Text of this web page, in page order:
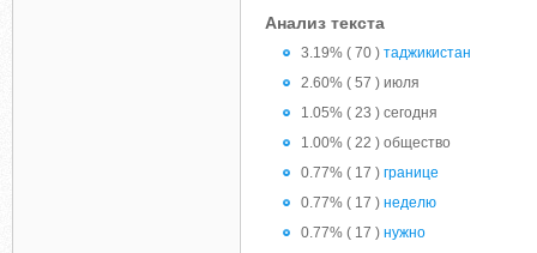
Анализ текста
3.19% ( 70 ) таджикистан
2.60% ( 57 ) июля
1.05% ( 23 ) сегодня
1.00% ( 22 ) общество
0.77% ( 17 ) границе
0.77% ( 17 ) неделю
0.77% ( 17 ) нужно